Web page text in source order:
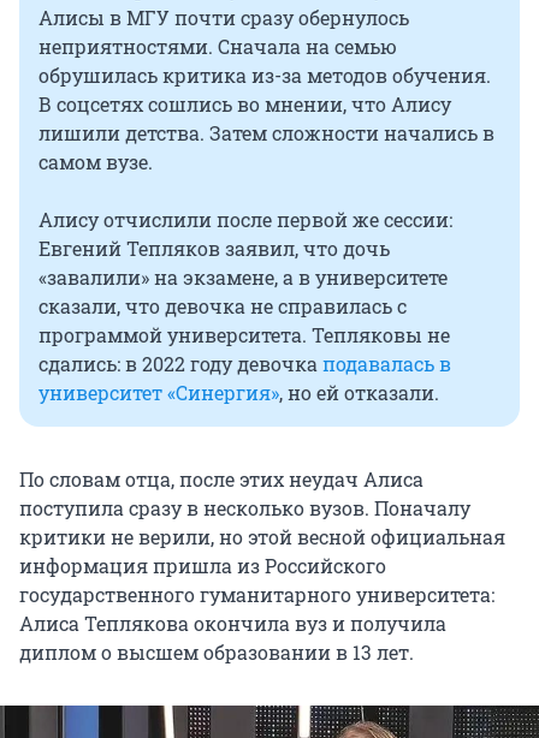
Алисы в МГУ почти сразу обернулось
неприятностями. Сначала на семью
обрушилась критика из-за методов обучения.
В соцсетях сошлись во мнении, что Алису
лишили детства. Затем сложности начались в
самом вузе.
Алису отчислили после первой же сессии:
Евгений Тепляков заявил, что дочь
«завалили» на экзамене, а в университете
сказали, что девочка не справилась с
программой университета. Тепляковы не
сдались: в 2022 году девочкаподавалась в
университет «Синергия», но ей отказали.
По словам отца, после этих неудач Алиса
поступила сразу в несколько вузов. Поначалу
критики не верили, но этой весной официальная
информация пришла из Российского
государственного гуманитарного университета:
Алиса Теплякова окончила вуз и получила
диплом о высшем образовании в 13 лет.